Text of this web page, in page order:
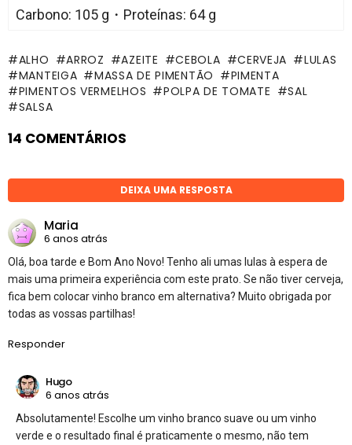
Carbono: 105 g・Proteínas: 64 g
ALHO ARROZ AZEITE CEBOLA CERVEJA
LULAS
MANTEIGA
MASSA DE PIMENTÃO
PIMENTA
PIMENTOS VERMELHOS
POLPA DE TOMATE
SAL
SALSA
14 COMENTÁRIOS
DEIXA UMA RESPOSTA
Maria
6 anos atrás
Olá, boa tarde e Bom Ano Novo! Tenho ali umas lulas à espera de
mais uma primeira experiência com este prato. Se não tiver cerveja,
fica bem colocar vinho branco em alternativa? Muito obrigada por
todas as vossas partilhas!
Responder
Hugo
6 anos atrás
Absolutamente! Escolhe um vinho branco suave ou um vinho
verde e o resultado final é praticamente o mesmo, não tem